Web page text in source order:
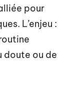
pour
L’enjeu :
doute ou de